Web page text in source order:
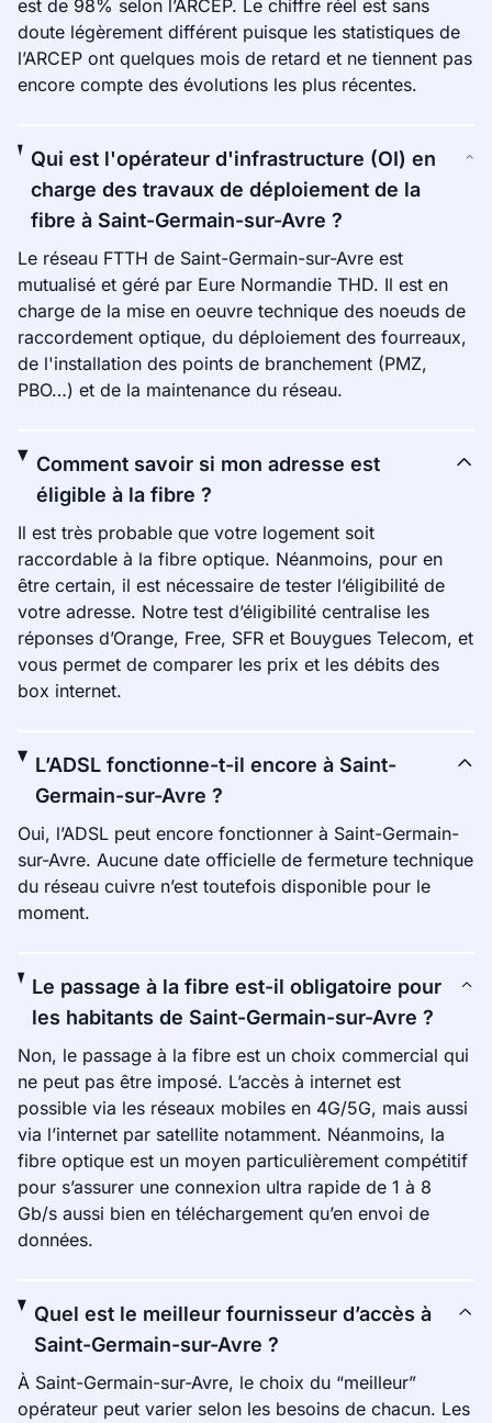
est de 98% selon l’ARCEP. Le chiffre réel est sans
doute légèrement différent puisque les statistiques de
l’ARCEP ont quelques mois de retard et ne tiennent pas
encore compte des évolutions les plus récentes.
Qui est l'opérateur d'infrastructure (OI) en
charge des travaux de déploiement de la
fibre à Saint-Germain-sur-Avre ?
Le réseau FTTH de Saint-Germain-sur-Avre est
mutualisé et géré par Eure Normandie THD. Il est en
charge de la mise en oeuvre technique des noeuds de
raccordement optique, du déploiement des fourreaux,
de l'installation des points de branchement (PMZ,
PBO…) et de la maintenance du réseau.
Comment savoir si mon adresse est
éligible à la fibre ?
Il est très probable que votre logement soit
raccordable à la fibre optique. Néanmoins, pour en
être certain, il est nécessaire de tester l’éligibilité de
votre adresse. Notre test d’éligibilité centralise les
réponses d’Orange, Free, SFR et Bouygues Telecom, et
vous permet de comparer les prix et les débits des
box internet.
L’ADSL fonctionne-t-il encore à Saint-
Germain-sur-Avre ?
Oui, l’ADSL peut encore fonctionner à Saint-Germain-
sur-Avre. Aucune date officielle de fermeture technique
du réseau cuivre n’est toutefois disponible pour le
moment.
Le passage à la fibre est-il obligatoire pour
les habitants de Saint-Germain-sur-Avre ?
Non, le passage à la fibre est un choix commercial qui
ne peut pas être imposé. L’accès à internet est
possible via les réseaux mobiles en 4G/5G, mais aussi
via l’internet par satellite notamment. Néanmoins, la
fibre optique est un moyen particulièrement compétitif
pour s’assurer une connexion ultra rapide de 1 à 8
Gb/s aussi bien en téléchargement qu’en envoi de
données.
Quel est le meilleur fournisseur d’accès à
Saint-Germain-sur-Avre ?
À Saint-Germain-sur-Avre, le choix du “meilleur”
opérateur peut varier selon les besoins de chacun. Les